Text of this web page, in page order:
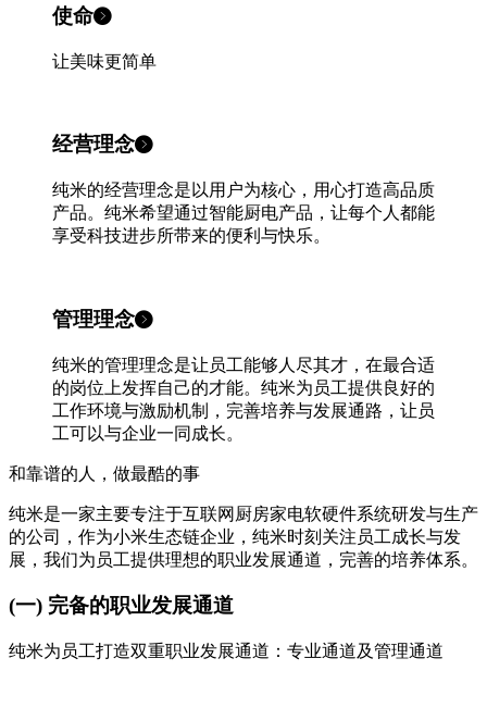
使命
让美味更简单
经营理念
纯米的经营理念是以用户为核心，用心打造高品质
产品。纯米希望通过智能厨电产品，让每个人都能
享受科技进步所带来的便利与快乐。
管理理念
纯米的管理理念是让员工能够人尽其才，在最合适
的岗位上发挥自己的才能。纯米为员工提供良好的
工作环境与激励机制，完善培养与发展通路，让员
工可以与企业一同成长。
和靠谱的人，做最酷的事
纯米是一家主要专注于互联网厨房家电软硬件系统研发与生产
的公司，作为小米生态链企业，纯米时刻关注员工成长与发
展，我们为员工提供理想的职业发展通道，完善的培养体系。
(一) 完备的职业发展通道
纯米为员工打造双重职业发展通道：专业通道及管理通道